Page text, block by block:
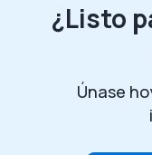
¿Listo
Únase